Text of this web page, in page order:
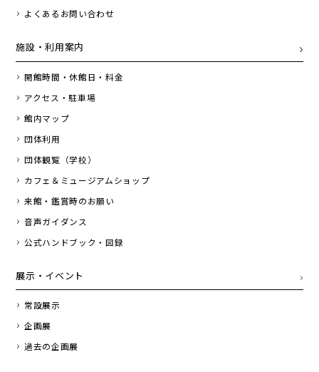
よくあるお問い合わせ
施設・利用案内
開館時間・休館日・料金
アクセス・駐車場
館内マップ
団体利用
団体観覧（学校）
カフェ＆ミュージアムショップ
来館・鑑賞時のお願い
音声ガイダンス
公式ハンドブック・図録
展示・イベント
常設展示
企画展
過去の企画展